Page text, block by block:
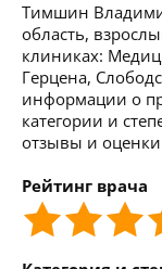
Тимшин
область,
клиниках:
Герцена,
информации о
категории и
отзывы и
Рейтинг врача